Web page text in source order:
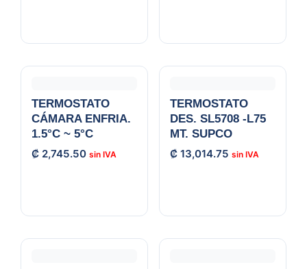
TERMOSTATO
CÁMARA ENFRIA.
1.5°C ~ 5°C
₡ 2,745.50
TERMOSTATO
DES. SL5708 -L75
MT. SUPCO
₡ 13,014.75